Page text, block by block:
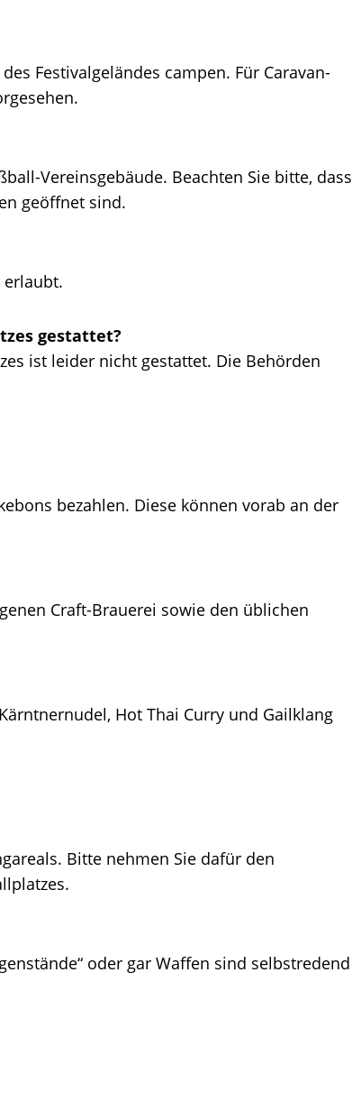
Festivalgeländes campen. Für Caravan-
Vereinsgebäude. Beachten Sie bitte, dass
geöffnet sind.
erlaubt.
gestattet?
ist leider nicht gestattet. Die Behörden
bezahlen. Diese können vorab an der
Craft-Brauerei sowie den üblichen
Hot Thai Curry und Gailklang
Bitte nehmen Sie dafür den
oder gar Waffen sind selbstredend